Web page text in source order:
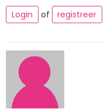
Login
of registreer